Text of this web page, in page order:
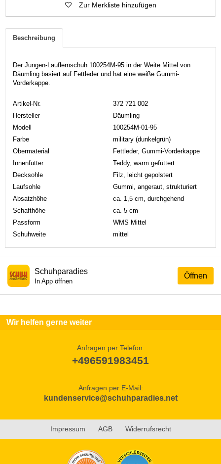
Zur Merkliste hinzufügen
Beschreibung
Der Jungen-Lauflernschuh 100254M-95 in der Weite Mittel von
Däumling basiert auf Fettleder und hat eine weiße Gummi-
Vorderkappe.
Artikel-Nr.
372 721 002
Hersteller
Däumling
Modell
100254M-01-95
Farbe
military (dunkelgrün)
Obermaterial
Fettleder, Gummi-Vorderkappe
Innenfutter
Teddy, warm gefüttert
Decksohle
Filz, leicht gepolstert
Laufsohle
Gummi, angeraut, strukturiert
Absatzhöhe
ca. 1,5 cm, durchgehend
Schafthöhe
ca. 5 cm
Passform
WMS Mittel
Schuhweite
mittel
Öffnen
Schuhparadies
In App öffnen
Wir helfen gerne weiter
Anfragen per Telefon:
+496591983451
Anfragen per E-Mail:
kundenservice@schuhparadies.net
Impressum AGB Widerrufsrecht